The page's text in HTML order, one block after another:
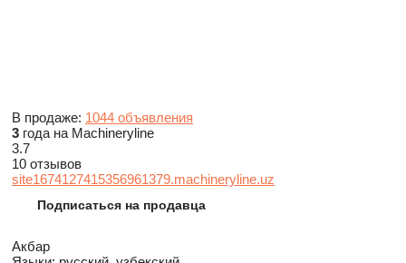
В продаже: 1044 объявления
3 года на Machineryline
3.7
10 отзывов
site1674127415356961379.machineryline.uz
Подписаться на продавца
Акбар